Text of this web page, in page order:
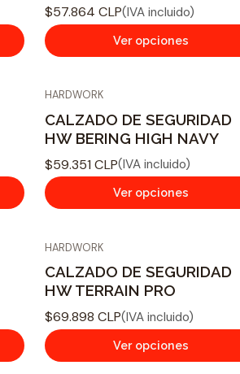
$57.864 CLP(IVA incluido)
Ver opciones
HARDWORK
CALZADO DE SEGURIDAD
HW BERING HIGH NAVY
$59.351 CLP(IVA incluido)
Ver opciones
HARDWORK
CALZADO DE SEGURIDAD
HW TERRAIN PRO
$69.898 CLP(IVA incluido)
Ver opciones